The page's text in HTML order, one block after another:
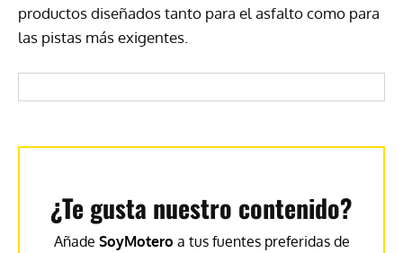
productos diseñados tanto para el asfalto como para
las pistas más exigentes.
¿Te gusta nuestro contenido?
Añade SoyMotero a tus fuentes preferidas de